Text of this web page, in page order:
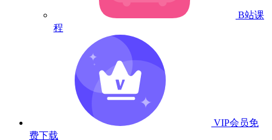
B站课
程
VIP会员免
费下载